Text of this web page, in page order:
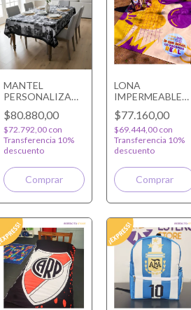
MANTEL
PERSONALIZADO
CUADRADO/RECTANGULAR
$80.880,00
$72.792,00 con
Transferencia 10%
descuento
Comprar
LONA
IMPERMEABLE
PERSONALIZADA
$77.160,00
$69.444,00 con
Transferencia 10%
descuento